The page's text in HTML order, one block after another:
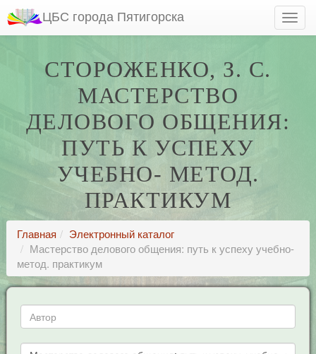
ЦБС города Пятигорска
СТОРОЖЕНКО, З. С.
МАСТЕРСТВО
ДЕЛОВОГО ОБЩЕНИЯ:
ПУТЬ К УСПЕХУ
УЧЕБНО- МЕТОД.
ПРАКТИКУМ
Главная
Электронный каталог
Мастерство делового общения: путь к успеху учебно-
метод. практикум